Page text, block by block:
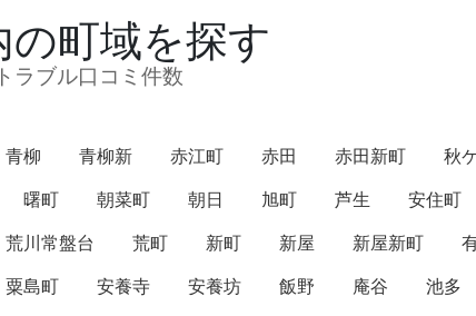
の町域を探す
ラブル口コミ件数
青柳 青柳新 赤江町 赤田 赤田新町 秋
曙町 朝菜町 朝日 旭町 芦生 安住町
荒川常盤台 荒町 新町 新屋 新屋新町
粟島町 安養寺 安養坊 飯野 庵谷 池多